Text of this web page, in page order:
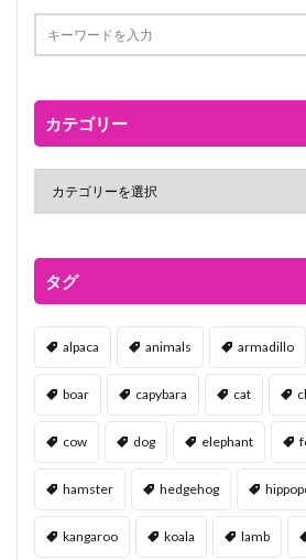
カテゴリー
タグ
alpaca animals armadillo
boar capybara cat
cow dog elephant
hamster hedgehog
kangaroo koala lamb